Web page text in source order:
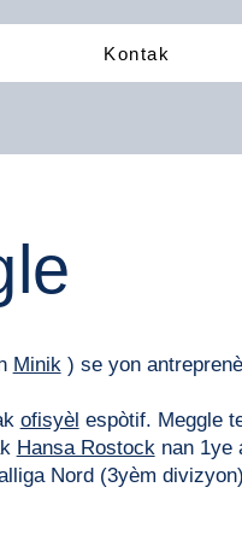
Kontak
Minik) se yon antreprenè
ofisyèl espòtif. Meggle
Hansa Rostocknan 1ye
Nord (3yèm divizyon)